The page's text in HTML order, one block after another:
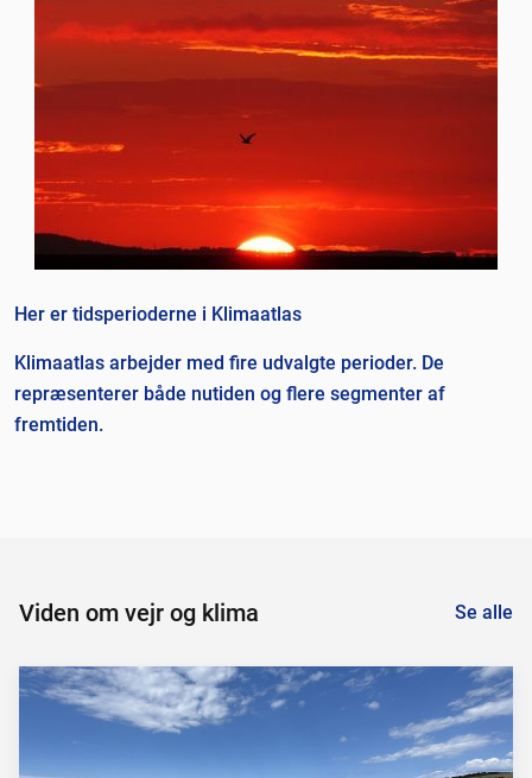
Her er tidsperioderne i Klimaatlas
Klimaatlas arbejder med fire udvalgte perioder. De
repræsenterer både nutiden og flere segmenter af
fremtiden.
Viden om vejr og klima Se alle